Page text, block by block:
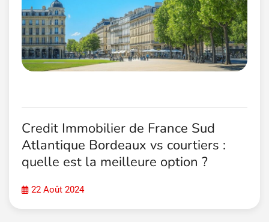
Credit Immobilier de France Sud
Atlantique Bordeaux vs courtiers :
quelle est la meilleure option ?
22 Août 2024